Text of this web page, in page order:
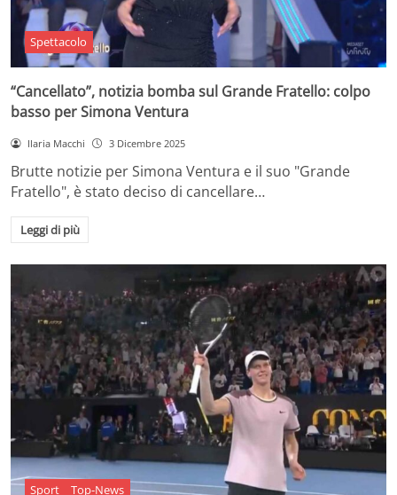
Spettacolo
“Cancellato”, notizia bomba sul Grande Fratello: colpo
basso per Simona Ventura
Ilaria Macchi 3 Dicembre 2025
Brutte notizie per Simona Ventura e il suo "Grande
Fratello", è stato deciso di cancellare…
Leggi di più
Sport Top-News